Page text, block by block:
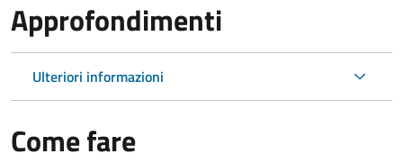
Approfondimenti
Ulteriori informazioni
Come fare